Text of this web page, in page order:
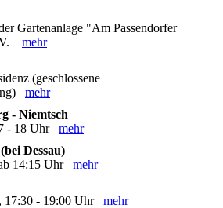
Gartenanlage "Am Passendorfer
V. mehr
(geschlossene
mehr
- Niemtsch
- 18 Uhr mehr
Dessau)
14:15 Uhr mehr
17:30 - 19:00 Uhr mehr